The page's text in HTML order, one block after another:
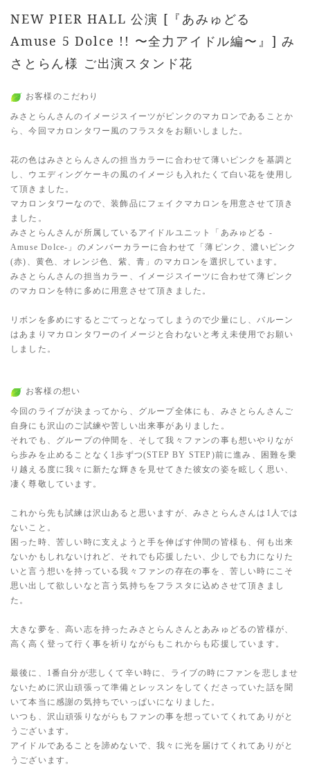
NEW PIER HALL 公演 [『あみゅどる
Amuse 5 Dolce !! 〜全力アイドル編〜』] み
さとらん様 ご出演スタンド花
お客様のこだわり
みさとらんさんのイメージスイーツがピンクのマカロンであることか
ら、今回マカロンタワー風のフラスタをお願いしました。
花の色はみさとらんさんの担当カラーに合わせて薄いピンクを基調と
し、ウエディングケーキの風のイメージも入れたくて白い花を使用し
て頂きました。
マカロンタワーなので、装飾品にフェイクマカロンを用意させて頂き
ました。
みさとらんさんが所属しているアイドルユニット「あみゅどる -
Amuse Dolce-」のメンバーカラーに合わせて「薄ピンク、濃いピンク
(赤)、黄色、オレンジ色、紫、青」のマカロンを選択しています。
みさとらんさんの担当カラー、イメージスイーツに合わせて薄ピンク
のマカロンを特に多めに用意させて頂きました。
リボンを多めにするとごてっとなってしまうので少量にし、バルーン
はあまりマカロンタワーのイメージと合わないと考え未使用でお願い
しました。
お客様の想い
今回のライブが決まってから、グループ全体にも、みさとらんさんご
自身にも沢山のご試練や苦しい出来事がありました。
それでも、グループの仲間を、そして我々ファンの事も想いやりなが
ら歩みを止めることなく1歩ずつ(STEP BY STEP)前に進み、困難を乗
り越える度に我々に新たな輝きを見せてきた彼女の姿を眩しく思い、
凄く尊敬しています。
これから先も試練は沢山あると思いますが、みさとらんさんは1人では
ないこと。
困った時、苦しい時に支えようと手を伸ばす仲間の皆様も、何も出来
ないかもしれないけれど、それでも応援したい、少しでも力になりた
いと言う想いを持っている我々ファンの存在の事を、苦しい時にこそ
思い出して欲しいなと言う気持ちをフラスタに込めさせて頂きまし
た。
大きな夢を、高い志を持ったみさとらんさんとあみゅどるの皆様が、
高く高く登って行く事を祈りながらもこれからも応援しています。
最後に、1番自分が悲しくて辛い時に、ライブの時にファンを悲しませ
ないために沢山頑張って準備とレッスンをしてくださっていた話を聞
いて本当に感謝の気持ちでいっぱいになりました。
いつも、沢山頑張りながらもファンの事を想っていてくれてありがと
うございます。
アイドルであることを諦めないで、我々に光を届けてくれてありがと
うございます。